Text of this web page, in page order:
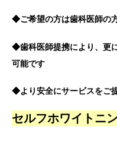
◆ご希望の方は歯科医師の
◆歯科医師提携により、更
可能です
◆より安全にサービスをご
セルフホワイトニ